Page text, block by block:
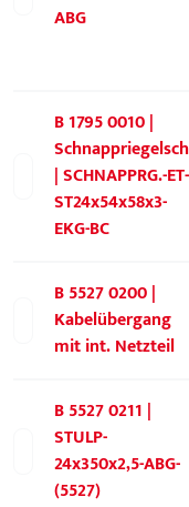
ABG
B 1795 0010 |
| SCHNAPPRG.-ET-
ST24x54x58x3-
EKG-BC
B 5527 0200 |
Kabelübergang
mit int. Netzteil
B 5527 0211 |
STULP-
24x350x2,5-ABG-
(5527)